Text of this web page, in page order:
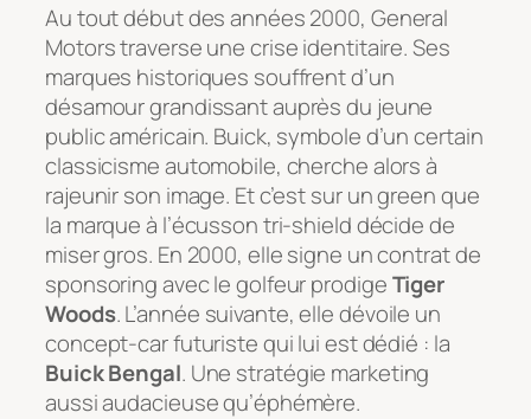
Au tout début des années 2000, General
Motors traverse une crise identitaire. Ses
marques historiques souffrent d’un
désamour grandissant auprès du jeune
public américain. Buick, symbole d’un certain
classicisme automobile, cherche alors à
rajeunir son image. Et c’est sur un green que
la marque à l’écusson tri-shield décide de
miser gros. En 2000, elle signe un contrat de
sponsoring avec le golfeur prodigeTiger
Woods. L’année suivante, elle dévoile un
concept-car futuriste qui lui est dédié : la
Buick Bengal. Une stratégie marketing
aussi audacieuse qu’éphémère.